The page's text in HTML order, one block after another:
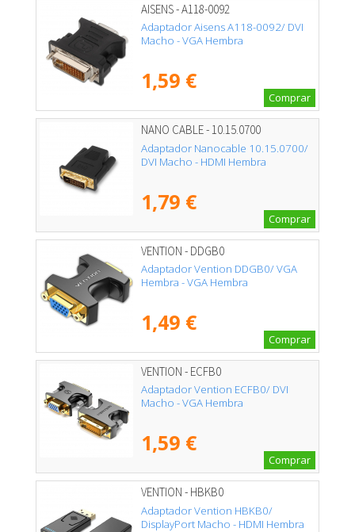
AISENS - A118-0092
Adaptador Aisens A118-0092/ DVI
Macho - VGA Hembra
1,59 €
Comprar
NANO CABLE - 10.15.0700
Adaptador Nanocable 10.15.0700/
DVI Macho - HDMI Hembra
1,79 €
Comprar
VENTION - DDGB0
Adaptador Vention DDGB0/ VGA
Hembra - VGA Hembra
1,49 €
Comprar
VENTION - ECFB0
Adaptador Vention ECFB0/ DVI
Macho - VGA Hembra
1,59 €
Comprar
VENTION - HBKB0
Adaptador Vention HBKB0/
DisplayPort Macho - HDMI Hembra